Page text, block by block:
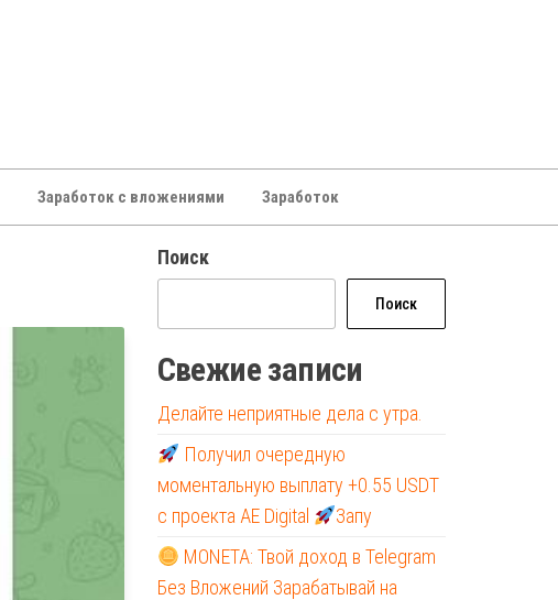
Заработок с вложениями Заработок
Поиск
Поиск
Свежие записи
Делайте неприятные дела с утра.
Получил очередную
моментальную выплату +0.55 USDT
с проекта AE Digital
Запу
MONETA: Твой доход в Telegram
Без Вложений Зарабатывай на